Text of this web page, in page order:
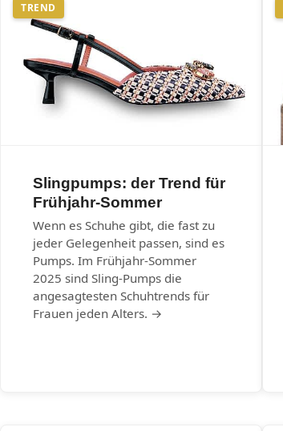
TREND
Slingpumps: der Trend für
Frühjahr-Sommer
Wenn es Schuhe gibt, die fast zu
jeder Gelegenheit passen, sind es
Pumps. Im Frühjahr-Sommer
2025 sind Sling-Pumps die
angesagtesten Schuhtrends für
Frauen jeden Alters. →